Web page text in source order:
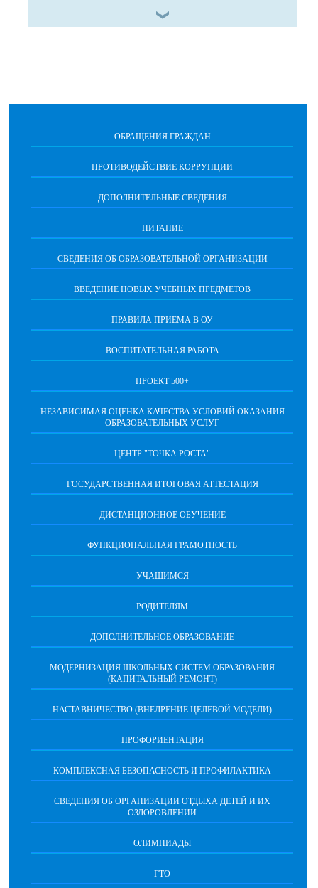
ОБРАЩЕНИЯ ГРАЖДАН
ПРОТИВОДЕЙСТВИЕ КОРРУПЦИИ
ДОПОЛНИТЕЛЬНЫЕ СВЕДЕНИЯ
ПИТАНИЕ
СВЕДЕНИЯ ОБ ОБРАЗОВАТЕЛЬНОЙ ОРГАНИЗАЦИИ
ВВЕДЕНИЕ НОВЫХ УЧЕБНЫХ ПРЕДМЕТОВ
ПРАВИЛА ПРИЕМА В ОУ
ВОСПИТАТЕЛЬНАЯ РАБОТА
ПРОЕКТ 500+
НЕЗАВИСИМАЯ ОЦЕНКА КАЧЕСТВА УСЛОВИЙ ОКАЗАНИЯ
ОБРАЗОВАТЕЛЬНЫХ УСЛУГ
ЦЕНТР "ТОЧКА РОСТА"
ГОСУДАРСТВЕННАЯ ИТОГОВАЯ АТТЕСТАЦИЯ
ДИСТАНЦИОННОЕ ОБУЧЕНИЕ
ФУНКЦИОНАЛЬНАЯ ГРАМОТНОСТЬ
УЧАЩИМСЯ
РОДИТЕЛЯМ
ДОПОЛНИТЕЛЬНОЕ ОБРАЗОВАНИЕ
МОДЕРНИЗАЦИЯ ШКОЛЬНЫХ СИСТЕМ ОБРАЗОВАНИЯ
(КАПИТАЛЬНЫЙ РЕМОНТ)
НАСТАВНИЧЕСТВО (ВНЕДРЕНИЕ ЦЕЛЕВОЙ МОДЕЛИ)
ПРОФОРИЕНТАЦИЯ
КОМПЛЕКСНАЯ БЕЗОПАСНОСТЬ И ПРОФИЛАКТИКА
СВЕДЕНИЯ ОБ ОРГАНИЗАЦИИ ОТДЫХА ДЕТЕЙ И ИХ
ОЗДОРОВЛЕНИИ
ОЛИМПИАДЫ
ГТО